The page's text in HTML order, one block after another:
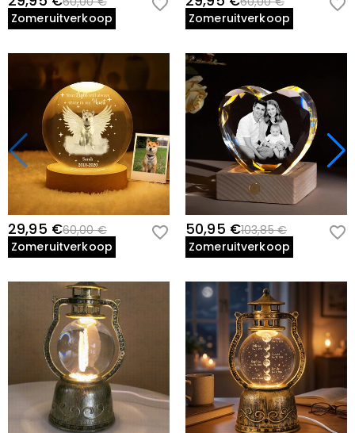
Zomeruitverkoop
Zomeruitverkoop
29,95 €60,00 €
Zomeruitverkoop
50,95 €103,85 €
Zomeruitverkoop